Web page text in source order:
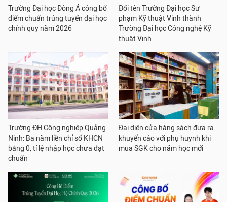
Trường Đại học Đông Á công bố
điểm chuẩn trúng tuyển đại học
chính quy năm 2026
Đổi tên Trường Đại học Sư
phạm Kỹ thuật Vinh thành
Trường Đại học Công nghệ Kỹ
thuật Vinh
Trường ĐH Công nghiệp Quảng
Ninh: Ba năm liền chỉ số KHCN
bằng 0, tỉ lệ nhập học chưa đạt
chuẩn
Đại diện cửa hàng sách đưa ra
khuyến cáo với phụ huynh khi
mua SGK cho năm học mới